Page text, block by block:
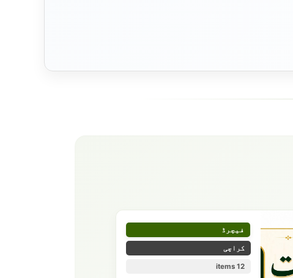
فیچرڈ
کراچی
12 items